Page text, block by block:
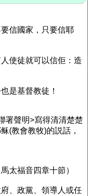
信國家，只要信耶
使徒就可以信佢：造
是基督教徒！
署聲明>寫得清清楚楚
(教會教牧)的説話，
太福音四章十節）
、政黨、領導人或任